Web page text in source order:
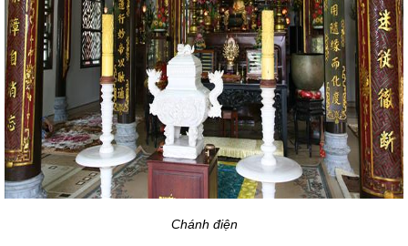
Chánh điện